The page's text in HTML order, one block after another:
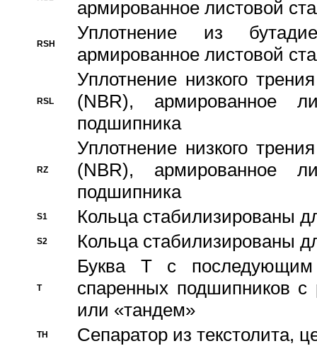
армированное листовой
RSH
Уплотнение из
армированное листовой
RSL
Уплотнение низкого
(NBR), армированное
подшипника
RZ
Уплотнение низкого
(NBR), армированное
подшипника
S1 Кольца стабилизированы
S2 Кольца стабилизированы
T
Буква T с
спаренных подшипников
или «тандем»
TH Сепаратор из текстолита,